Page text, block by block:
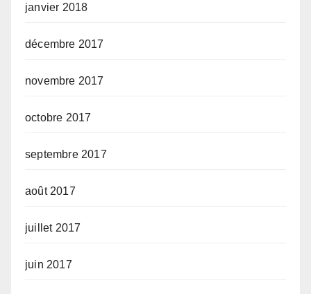
janvier 2018
décembre 2017
novembre 2017
octobre 2017
septembre 2017
août 2017
juillet 2017
juin 2017